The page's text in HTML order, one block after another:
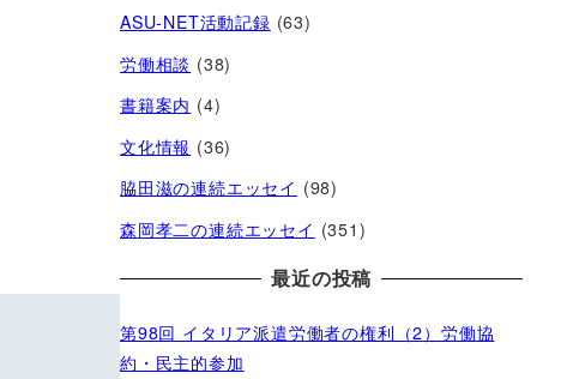
ASU-NET活動記録 (63)
労働相談 (38)
書籍案内 (4)
文化情報 (36)
脇田滋の連続エッセイ (98)
森岡孝二の連続エッセイ (351)
最近の投稿
第98回 イタリア派遣労働者の権利（2）労働協
約・民主的参加